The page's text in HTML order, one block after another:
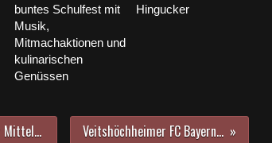
buntes Schulfest mit
Musik,
Mitmachaktionen und
kulinarischen
Genüssen
Hingucker
Bei der Entlassfeier der Veitshöchheimer Mittelschule gab es allen Grund zur Freude - Sophia Lintl Beste mit 1,11 Veitshöchheimer FC Bayern Fanclub feierte zehnjähriges Bestehen